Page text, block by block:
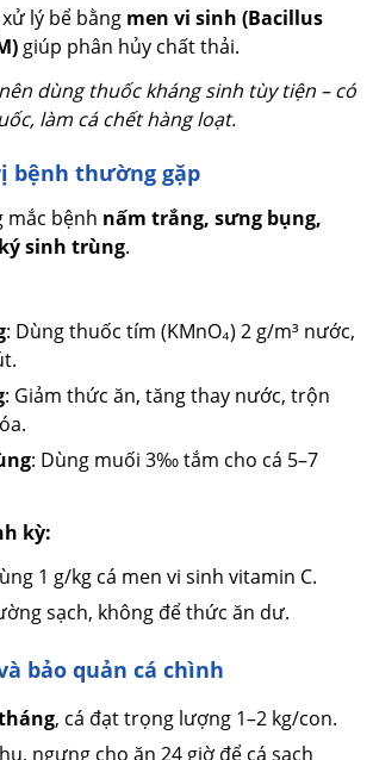
lý bể bằng men vi sinh (Bacillus
giúp phân hủy chất thải.
dùng thuốc kháng sinh tùy tiện – có
làm cá chết hàng loạt.
bệnh thường gặp
mắc bệnh nấm trắng, sưng bụng,
sinh trùng.
: Dùng thuốc tím (KMnO₄) 2 g/m³ nước,
: Giảm thức ăn, tăng thay nước, trộn
: Dùng muối 3‰ tắm cho cá 5–7
kỳ:
1 g/kg cá men vi sinh vitamin C.
sạch, không để thức ăn dư.
bảo quản cá chình
, cá đạt trọng lượng 1–2 kg/con.
ngưng cho ăn 24 giờ để cá sạch